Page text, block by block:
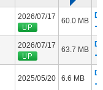
2026/07/17 60.0 MB
2026/07/17 63.7 MB
2025/05/20 6.6 MB